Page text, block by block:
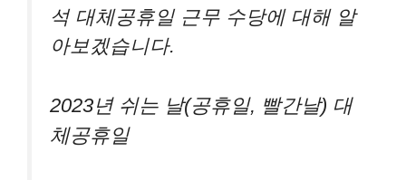
석 대체공휴일 근무 수당에 대해 알
아보겠습니다.
2023년 쉬는 날(공휴일, 빨간날) 대
체공휴일